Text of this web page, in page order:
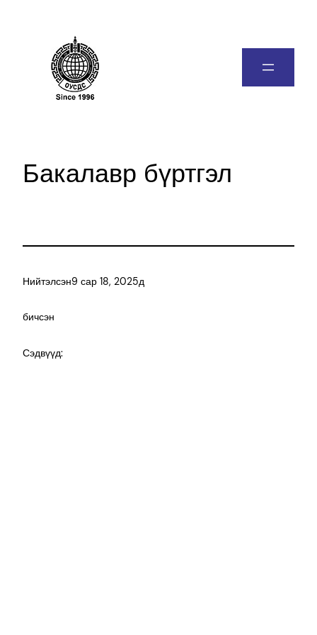
Бакалавр бүртгэл
Нийтэлсэн9 сар 18, 2025д
бичсэн
Сэдвүүд: